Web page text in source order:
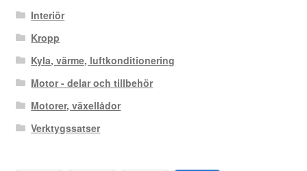
Interiör
Kropp
Kyla, värme, luftkonditionering
Motor - delar och tillbehör
Motorer, växellådor
Verktygssatser